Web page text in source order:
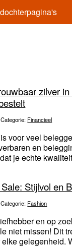
zilver
Categorie: Financieel
voor veel
en
je echte
Stijlvol en
Categorie: Fashion
en op
niet missen! Dit
gelegenheid.